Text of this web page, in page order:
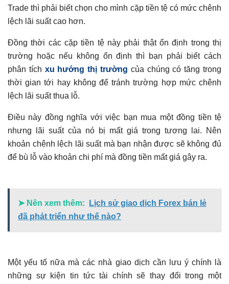
Trade thì phải biết chọn cho mình cặp tiền tệ có mức chênh
lệch lãi suất cao hơn.
Đồng thời các cặp tiền tệ này phải thật ổn định trong thị
trường hoặc nếu không ổn định thì bạn phải biết cách
phân tích xu hướng thị trường của chúng có tăng trong
thời gian tới hay không để tránh trường hợp mức chênh
lệch lãi suất thua lỗ.
Điều này đồng nghĩa với việc bạn mua một đồng tiền tệ
nhưng lãi suất của nó bị mất giá trong tương lai. Nên
khoản chênh lệch lãi suất mà bạn nhận được sẽ không đủ
để bù lỗ vào khoản chi phí mà đồng tiền mất giá gây ra.
➤ Nên xem thêm:
Lịch sử giao dịch Forex bán lẻ
đã phát triển như thế nào?
Một yếu tố nữa mà các nhà giao dịch cần lưu ý chính là
những sự kiện tin tức tài chính sẽ thay đổi trong một